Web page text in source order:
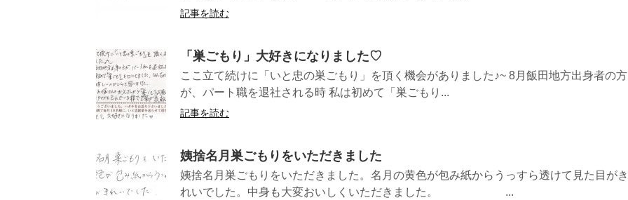
記事を読む
「巣ごもり」大好きになりました♡
ここ立て続けに「いと忠の巣ごもり」を頂く機会がありました♪~ 8月飯田地方出身者の方
が、パート職を退社される時 私は初めて「巣ごもり...
記事を読む
姨捨名月巣ごもりをいただきました
姨捨名月巣ごもりをいただきました。名月の黄色が包み紙からうっすら透けて見た目がき
れいでした。中身も大変おいしくいただきました。 ...